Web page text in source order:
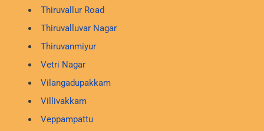
Thiruvallur Road
Thiruvalluvar Nagar
Thiruvanmiyur
Vetri Nagar
Vilangadupakkam
Villivakkam
Veppampattu